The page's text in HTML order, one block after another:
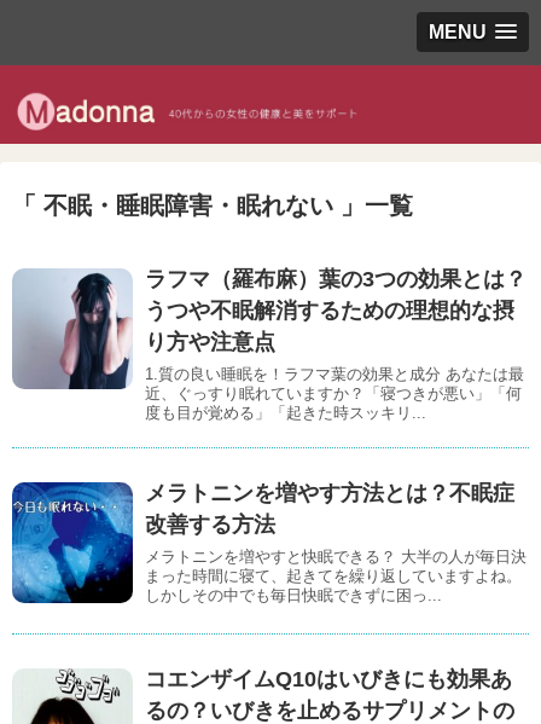
MENU
「 不眠・睡眠障害・眠れない 」一覧
ラフマ（羅布麻）葉の3つの効果とは？
うつや不眠解消するための理想的な摂
り方や注意点
1.質の良い睡眠を！ラフマ葉の効果と成分 あなたは最
近、ぐっすり眠れていますか？「寝つきが悪い」「何
度も目が覚める」「起きた時スッキリ...
メラトニンを増やす方法とは？不眠症
改善する方法
メラトニンを増やすと快眠できる？ 大半の人が毎日決
まった時間に寝て、起きてを繰り返していますよね。
しかしその中でも毎日快眠できずに困っ...
コエンザイムQ10はいびきにも効果あ
るの？いびきを止めるサプリメントの